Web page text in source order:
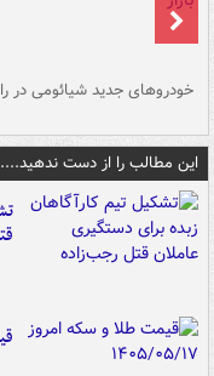
خودروهای جدید شیائومی در
این مطالب را از دست ندهید....